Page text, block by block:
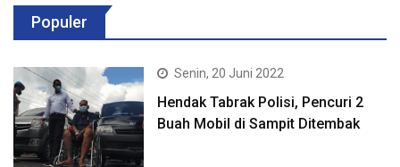
Populer
Senin, 20 Juni 2022
Hendak Tabrak Polisi, Pencuri 2
Buah Mobil di Sampit Ditembak